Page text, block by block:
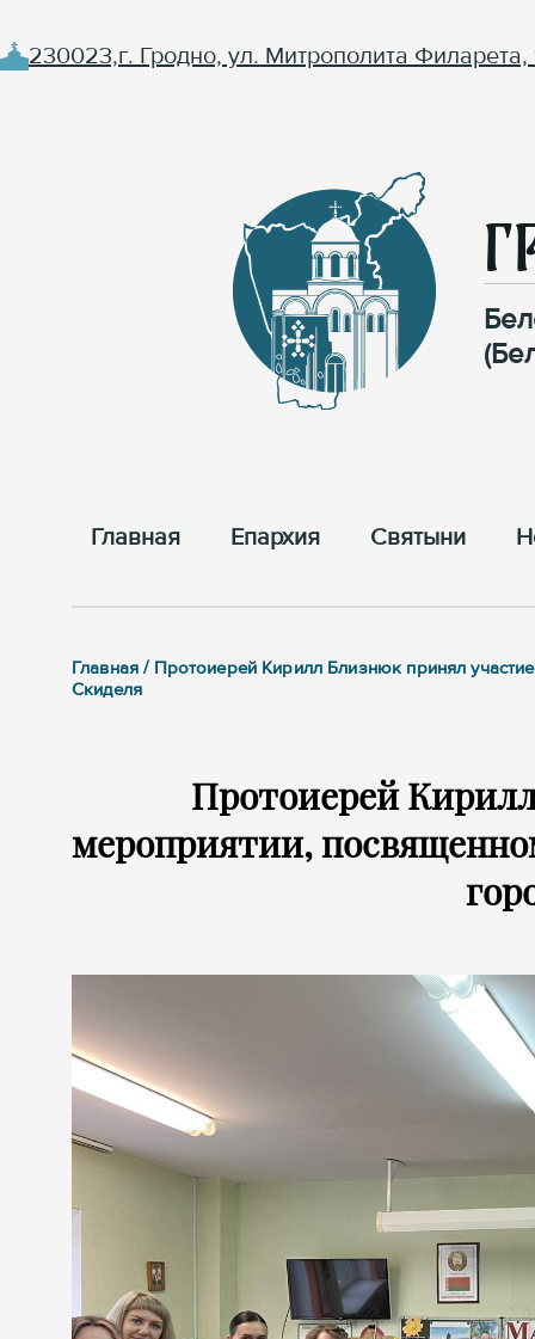
230023,г. Гродно, ул. Митрополита Филарета,
Главная Епархия Cвятыни
Главная / Протоиерей Кирилл Близнюк принял
Скиделя
Протоиерей
мероприятии,